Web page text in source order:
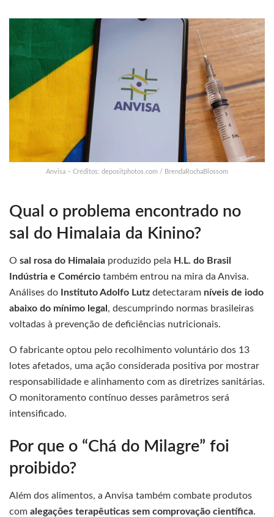
Anvisa – Créditos: depositphotos.com / BrendaRochaBlossom
Qual o problema encontrado no
sal do Himalaia da Kinino?
O sal rosa do Himalaia produzido pela H.L. do Brasil
Indústria e Comércio também entrou na mira da Anvisa.
Análises do
Instituto Adolfo Lutz detectaram níveis de iodo
abaixo do mínimo legal , descumprindo normas brasileiras
voltadas à prevenção de deficiências nutricionais.
O fabricante optou pelo recolhimento voluntário dos 13
lotes afetados, uma ação considerada positiva por mostrar
responsabilidade e alinhamento com as diretrizes sanitárias.
O monitoramento contínuo desses parâmetros será
intensificado.
Por que o “Chá do Milagre” foi
proibido?
Além dos alimentos, a Anvisa também combate produtos
com alegações terapêuticas sem comprovação científica.